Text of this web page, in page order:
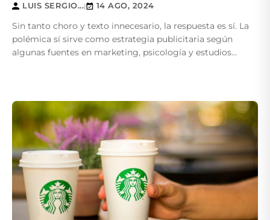
LUIS SERGIO...| 14 AGO, 2024
Sin tanto choro y texto innecesario, la respuesta es sí. La
polémica sí sirve como estrategia publicitaria según
algunas fuentes en marketing, psicología y estudios...